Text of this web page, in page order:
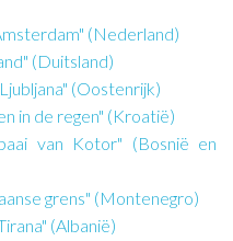
(Nederland)
(Duitsland)
(Oostenrijk)
in de regen" (Kroatië)
van Kotor" (Bosnië en
grens" (Montenegro)
(Albanië)